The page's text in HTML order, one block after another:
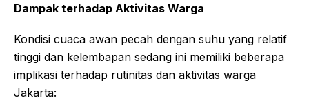
Dampak terhadap Aktivitas Warga
Kondisi cuaca awan pecah dengan suhu yang relatif
tinggi dan kelembapan sedang ini memiliki beberapa
implikasi terhadap rutinitas dan aktivitas warga
Jakarta: